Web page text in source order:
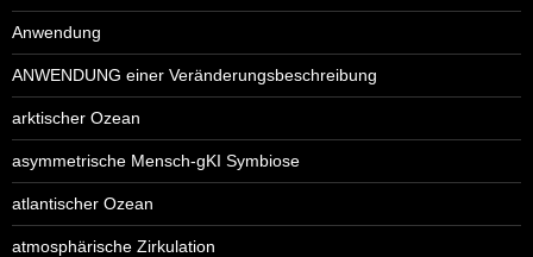
Anwendung
ANWENDUNG einer Veränderungsbeschreibung
arktischer Ozean
asymmetrische Mensch-gKI Symbiose
atlantischer Ozean
atmosphärische Zirkulation